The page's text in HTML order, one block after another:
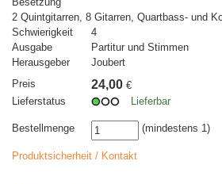
2 Quintgitarren, 8 Gitarren, Quartbass- und
Schwierigkeit
4
Ausgabe
Partitur und Stimmen
Herausgeber
Joubert
Preis
24,00 €
Lieferstatus
Lieferbar
Bestellmenge (mindestens 1)
Produktsicherheit / Kontakt